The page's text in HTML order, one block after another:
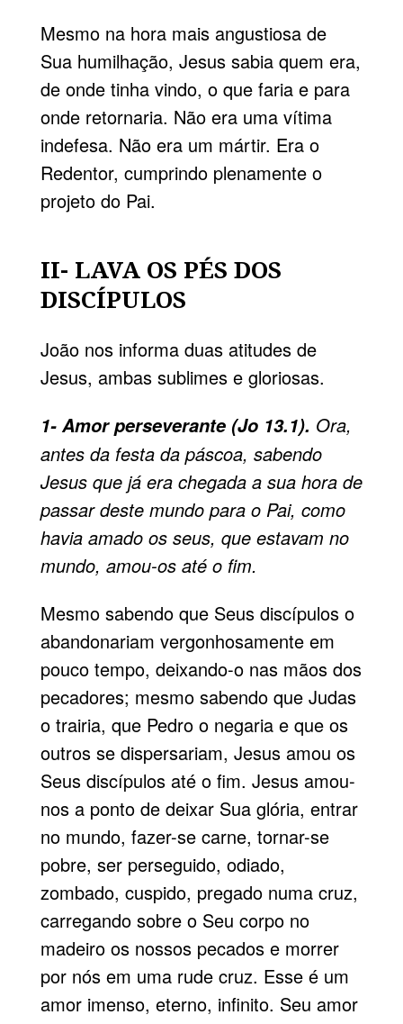
Mesmo na hora mais angustiosa de
Sua humilhação, Jesus sabia quem era,
de onde tinha vindo, o que faria e para
onde retornaria. Não era uma vítima
indefesa. Não era um mártir. Era o
Redentor, cumprindo plenamente o
projeto do Pai.
II- LAVA OS PÉS DOS
DISCÍPULOS
João nos informa duas atitudes de
Jesus, ambas sublimes e gloriosas.
1- Amor perseverante (Jo 13.1). Ora,
antes da festa da páscoa, sabendo
Jesus que já era chegada a sua hora de
passar deste mundo para o Pai, como
havia amado os seus, que estavam no
mundo, amou-os até o fim.
Mesmo sabendo que Seus discípulos o
abandonariam vergonhosamente em
pouco tempo, deixando-o nas mãos dos
pecadores; mesmo sabendo que Judas
o trairia, que Pedro o negaria e que os
outros se dispersariam, Jesus amou os
Seus discípulos até o fim. Jesus amou-
nos a ponto de deixar Sua glória, entrar
no mundo, fazer-se carne, tornar-se
pobre, ser perseguido, odiado,
zombado, cuspido, pregado numa cruz,
carregando sobre o Seu corpo no
madeiro os nossos pecados e morrer
por nós em uma rude cruz. Esse é um
amor imenso, eterno, infinito. Seu amor